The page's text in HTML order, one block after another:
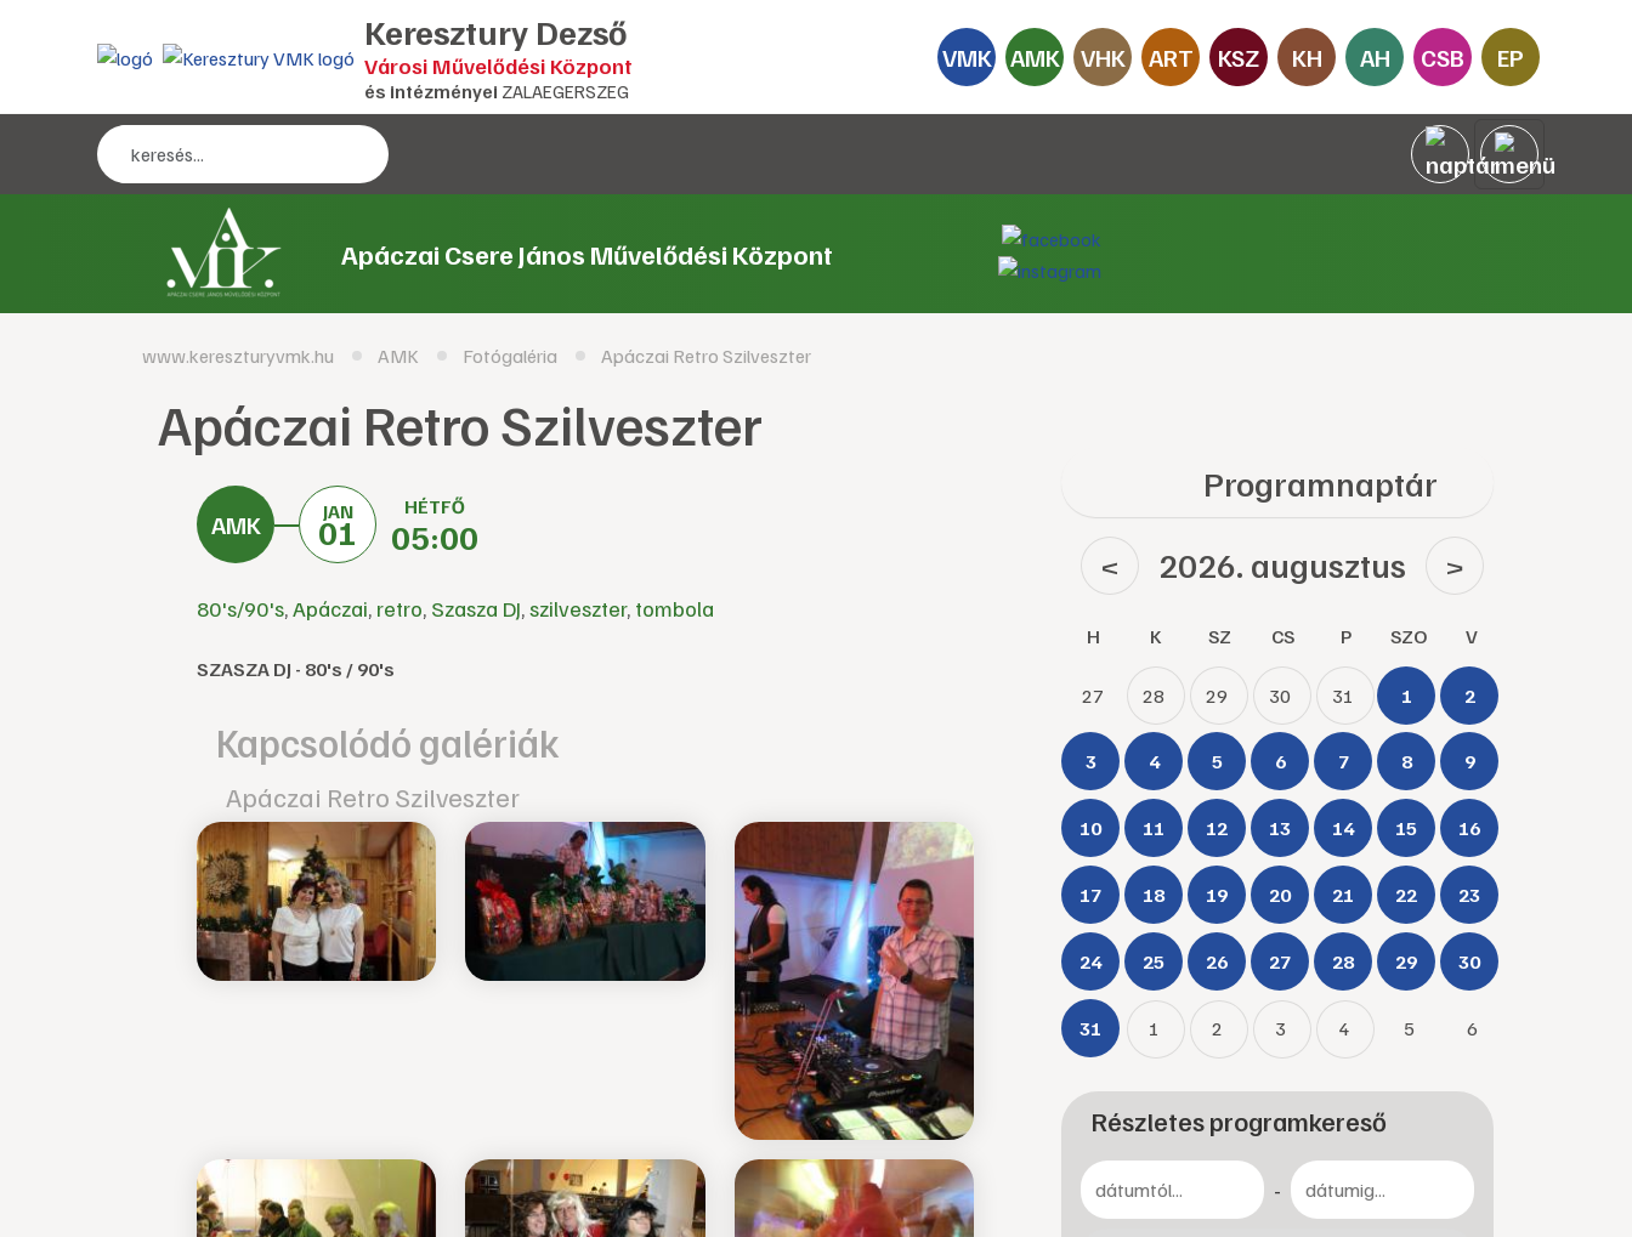
Keresztury Dezső
Városi Művelődési Központ
és intézményei ZALAEGERSZEG
VMK AMK VHK ART KSZ KH AH CSB EP
Apáczai Csere János Művelődési Központ
www.kereszturyvmk.hu AMK Fotógaléria Apáczai Retro Szilveszter
Apáczai Retro Szilveszter
JAN
01
HÉTFŐ
05:00
80's/90's,Apáczai, retro, Szasza DJ,szilveszter, tombola
SZASZA DJ - 80's / 90's
Kapcsolódó galériák
Apáczai Retro Szilveszter
Programnaptár
< 2026. augusztus >
H K SZ CS P SZO V
27 28 29 30 31 1 2
3 4 5 6 7 8 9
10 11 12 13 14 15 16
17 18 19 20 21 22 23
24 25 26 27 28 29 30
31 1 2 3 4 5 6
Részletes programkereső
-